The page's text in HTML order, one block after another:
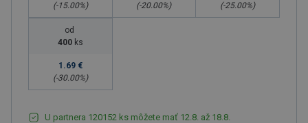
(-15.00%)
(-20.00%)
(-25.00%)
od
400 ks
1.69 €
(-30.00%)
U partnera 120152 ks môžete mať 12.8. až 18.8.